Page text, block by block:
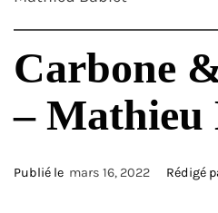
Carbone
– Mathieu
Publié le mars 16, 2022 Rédigé